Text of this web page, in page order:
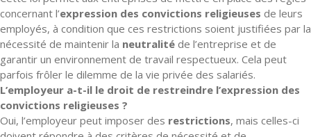
concernant l’expression des convictions religieuses de leurs
employés, à condition que ces restrictions soient justifiées par la
nécessité de maintenir la neutralité de l’entreprise et de
garantir un environnement de travail respectueux. Cela peut
parfois frôler le dilemme de la vie privée des salariés.
L’employeur a-t-il le droit de restreindre l’expression des
convictions religieuses ?
Oui, l’employeur peut imposer des restrictions, mais celles-ci